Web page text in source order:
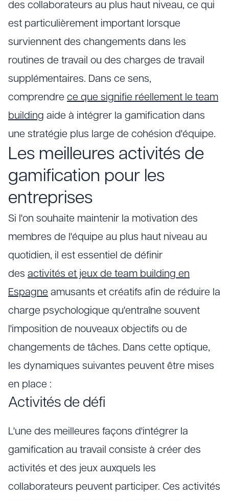
des collaborateurs au plus haut niveau, ce qui
est particulièrement important lorsque
surviennent des changements dans les
routines de travail ou des charges de travail
supplémentaires. Dans ce sens,
comprendre ce que signifie réellement le team
building aide à intégrer la gamification dans
une stratégie plus large de cohésion d'équipe.
Les meilleures activités de
gamification pour les
entreprises
Si l'on souhaite maintenir la motivation des
membres de l'équipe au plus haut niveau au
quotidien, il est essentiel de définir
des activités et jeux de team building en
Espagne amusants et créatifs afin de réduire la
charge psychologique qu'entraîne souvent
l'imposition de nouveaux objectifs ou de
changements de tâches. Dans cette optique,
les dynamiques suivantes peuvent être mises
en place :
Activités de défi
L'une des meilleures façons d'intégrer la
gamification au travail consiste à créer des
activités et des jeux auxquels les
collaborateurs peuvent participer. Ces activités